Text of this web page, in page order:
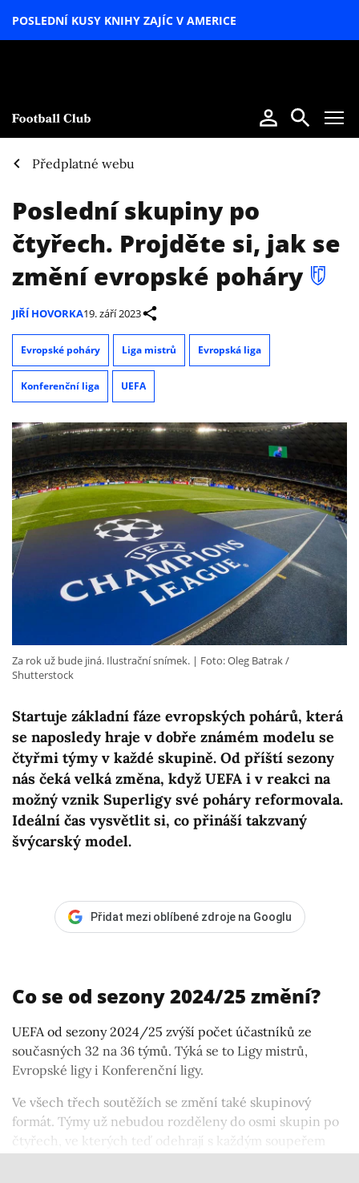
POSLEDNÍ KUSY KNIHY ZAJÍC V AMERICE
Předplatné webu
Poslední skupiny po
čtyřech. Projděte si, jak se
změní evropské poháry
JIŘÍ HOVORKA19. září 2023
Evropské poháry Liga mistrů Evropská liga
Konferenční liga UEFA
Startuje základní fáze evropských pohárů, která
se naposledy hraje v dobře známém modelu se
čtyřmi týmy v každé skupině. Od příští sezony
nás čeká velká změna, když UEFA i v reakci na
možný vznik Superligy své poháry reformovala.
Ideální čas vysvětlit si, co přináší takzvaný
švýcarský model.
Za rok už bude jiná. Ilustrační snímek.
Foto: Oleg Batrak /
Shutterstock
Přidat mezi oblíbené zdroje na Googlu
Co se od sezony 2024/25 změní?
UEFA od sezony 2024/25 zvýší počet účastníků ze
současných 32 na 36 týmů. Týká se to Ligy mistrů,
Evropské ligy i Konferenční ligy.
Ve všech třech soutěžích se změní také skupinový
formát. Týmy už nebudou rozděleny do osmi skupin po
čtyřech, ve kterých teď odehrají s každým soupeřem